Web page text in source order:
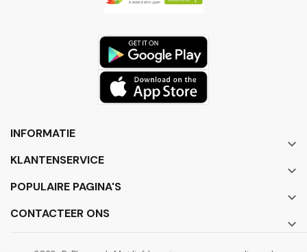
INFORMATIE

KLANTENSERVICE

POPULAIRE PAGINA'S

CONTACTEER ONS
